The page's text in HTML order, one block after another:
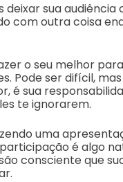
deixar sua audiência
com outra coisa
o seu melhor
Pode ser difícil,
é sua
te ignorarem.
uma
é algo
consciente que